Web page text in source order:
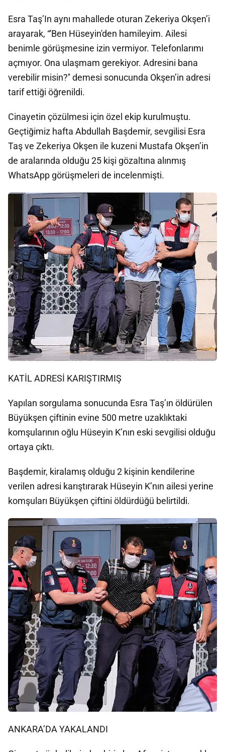
Esra Taş’In aynı mahallede oturan Zekeriya Okşen’i
arayarak, “'Ben Hüseyin'den hamileyim. Ailesi
benimle görüşmesine izin vermiyor. Telefonlarımı
açmıyor. Ona ulaşmam gerekiyor. Adresini bana
verebilir misin?'' demesi sonucunda Okşen’in adresi
tarif ettiği öğrenildi.
Cinayetin çözülmesi için özel ekip kurulmuştu.
Geçtiğimiz hafta Abdullah Başdemir, sevgilisi Esra
Taş ve Zekeriya Okşen ile kuzeni Mustafa Okşen’in
de aralarında olduğu 25 kişi gözaltına alınmış
WhatsApp görüşmeleri de incelenmişti.
KATİL ADRESİ KARIŞTIRMIŞ
Yapılan sorgulama sonucunda Esra Taş’ın öldürülen
Büyükşen çiftinin evine 500 metre uzaklıktaki
komşularının oğlu Hüseyin K’nın eski sevgilisi olduğu
ortaya çıktı.
Başdemir, kiralamış olduğu 2 kişinin kendilerine
verilen adresi karıştırarak Hüseyin K’nın ailesi yerine
komşuları Büyükşen çiftini öldürdüğü belirtildi.
ANKARA’DA YAKALANDI